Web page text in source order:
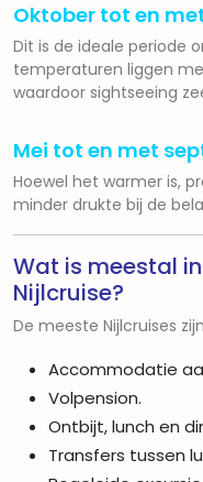
Oktober tot en
Dit is de ideale periode
temperaturen liggen
waardoor sightseeing
Mei tot en met
Hoewel het warmer is,
minder drukte bij de
Wat is meestal
Nijlcruise?
De meeste Nijlcruises
Accommodatie
Volpension.
Ontbijt, lunch en
Transfers tussen